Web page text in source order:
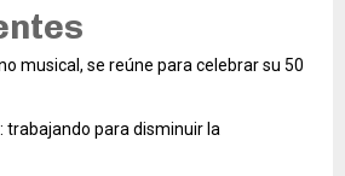
musical, se reúne para celebrar su 50
trabajando para disminuir la